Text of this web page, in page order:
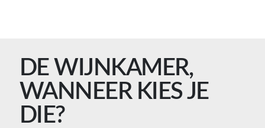
DE WIJNKAMER,
WANNEER KIES JE
DIE?